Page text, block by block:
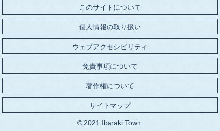
このサイトについて
個人情報の取り扱い
ウェブアクセシビリティ
免責事項について
著作権について
サイトマップ
© 2021 Ibaraki Town.